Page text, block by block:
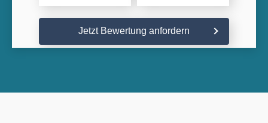
Jetzt Bewertung anfordern